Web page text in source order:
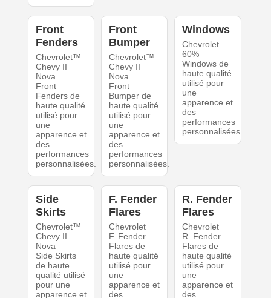
Front
Fenders
Chevrolet™
Chevy II
Nova
Front
Fenders de
haute qualité
utilisé pour
une
apparence et
des
performances
personnalisées.
Front
Bumper
Chevrolet™
Chevy II
Nova
Front
Bumper de
haute qualité
utilisé pour
une
apparence et
des
performances
personnalisées.
Windows
Chevrolet
60%
Windows de
haute qualité
utilisé pour
une
apparence et
des
performances
personnalisées.
Side
Skirts
Chevrolet™
Chevy II
Nova
Side Skirts
de haute
qualité utilisé
pour une
apparence et
F. Fender
Flares
Chevrolet
F. Fender
Flares de
haute qualité
utilisé pour
une
apparence et
des
R. Fender
Flares
Chevrolet
R. Fender
Flares de
haute qualité
utilisé pour
une
apparence et
des